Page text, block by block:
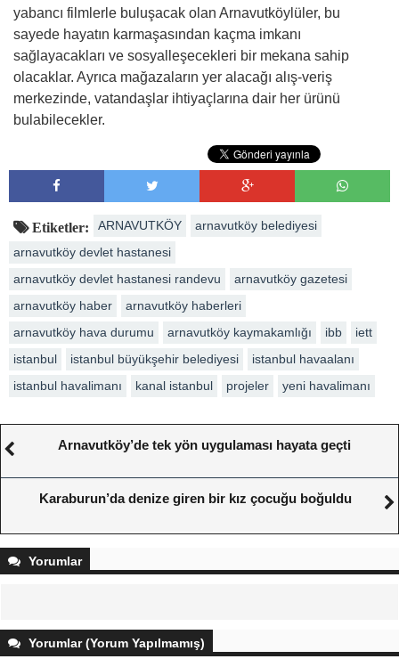
yabancı filmlerle buluşacak olan Arnavutköylüler, bu
sayede hayatın karmaşasından kaçma imkanı
sağlayacakları ve sosyalleşecekleri bir mekana sahip
olacaklar. Ayrıca mağazaların yer alacağı alış-veriş
merkezinde, vatandaşlar ihtiyaçlarına dair her ürünü
bulabilecekler.
Etiketler: ARNAVUTKÖY
arnavutköy belediyesi
arnavutköy devlet hastanesi
arnavutköy devlet hastanesi randevu
arnavutköy gazetesi
arnavutköy haber
arnavutköy haberleri
arnavutköy hava durumu
arnavutköy kaymakamlığı ibb
iett
istanbul
istanbul büyükşehir belediyesi
istanbul havaalanı
istanbul havalimanı
kanal istanbul projeler yeni havalimanı
Arnavutköy’de tek yön uygulaması hayata geçti
Karaburun’da denize giren bir kız çocuğu boğuldu
Yorumlar
Yorumlar (Yorum Yapılmamış)